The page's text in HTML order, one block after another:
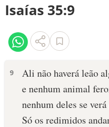
NOVO TESTAMENTO
VERSÍCULOS
PALAVRA DO DIA
SALMO DO DIA
Isaías 35:9
9
Ali não haverá leão
e nenhum animal
nenhum deles se
Só os redimidos